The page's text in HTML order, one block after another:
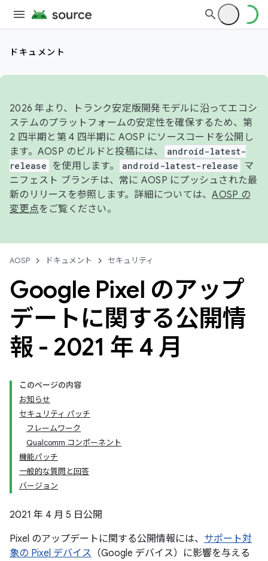
ドキュメント
2026 年より、トランク安定版開発モデルに沿ってエコシ
ステムのプラットフォームの安定性を確保するため、第
2 四半期と第 4 四半期に AOSP にソースコードを公開し
ます。AOSP のビルドと投稿には、
android-latest-
release
を使用します。 android-latest-release
マ
ニフェスト ブランチは、常に AOSP にプッシュされた最
新のリリースを参照します。詳細については、AOSP の
変更点をご覧ください。
AOSP ドキュメント セキュリティ
Google Pixel のアップ
デートに関する公開情
報 - 2021 年 4 月
このページの内容
お知らせ
セキュリティ パッチ
フレームワーク
Qualcomm コンポーネント
機能パッチ
一般的な質問と回答
バージョン
2021 年 4 月 5 日公開
Pixel のアップデートに関する公開情報には、 サポート対
象の Pixel デバイス （Google デバイス）に影響を与える